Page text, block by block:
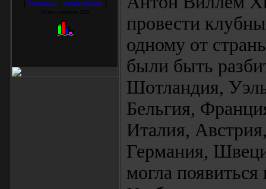
Результаты Архив опросов
провести
одному от
были быть
Шотландия,
Бельгия,
Италия,
Германия,
могла